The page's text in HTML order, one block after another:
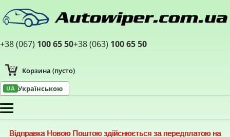
+38 (067) 100 65 50+38 (063) 100 65 50
Корзина (пусто)
UA Українською
Меню
Відправка Новою Поштою здійснюється за передплатою на